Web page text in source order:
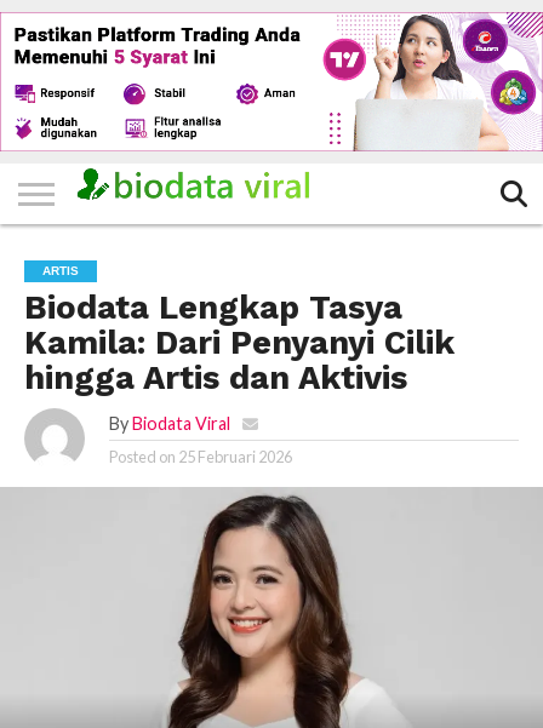
HOME
FILTER
KATEGORI
IKLAN
GRATIS
TERVIRAL
TRADING
KOMUNITAS
BERITA
BISNIS
LAINNYA
ARTIS
Biodata Lengkap Tasya
Kamila: Dari Penyanyi Cilik
hingga Artis dan Aktivis
By Biodata Viral
Posted on 25 Februari 2026